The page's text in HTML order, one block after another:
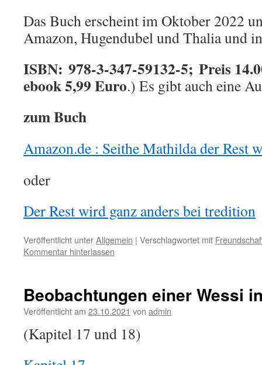
Das Buch erscheint im Oktober 2022
Amazon, Hugendubel und Thalia und
ISBN: 978-3-347-59132-5; Preis
ebook 5,99 Euro.) Es gibt auch eine
zum Buch
Amazon.de : Seithe Mathilda der Rest
oder
Der Rest wird ganz anders bei tredition
Veröffentlicht unterAllgemein | Verschlagwortet mit
Kommentar hinterlassen
Beobachtungen einer Wessi
Veröffentlicht am 23.10.2021 von admin
(Kapitel 17 und 18)